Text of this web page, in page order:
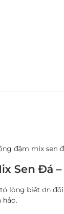
đậm mix sen
Sen Đá
lòng biết ơn
hảo.